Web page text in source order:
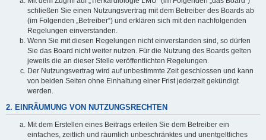
schließen Sie einen Nutzungsvertrag mit dem Betreiber des Boards ab
(im Folgenden „Betreiber“) und erklären sich mit den nachfolgenden
Regelungen einverstanden.
Wenn Sie mit diesen Regelungen nicht einverstanden sind, so dürfen
Sie das Board nicht weiter nutzen. Für die Nutzung des Boards gelten
jeweils die an dieser Stelle veröffentlichten Regelungen.
Der Nutzungsvertrag wird auf unbestimmte Zeit geschlossen und kann
von beiden Seiten ohne Einhaltung einer Frist jederzeit gekündigt
werden.
2. EINRÄUMUNG VON NUTZUNGSRECHTEN
Mit dem Erstellen eines Beitrags erteilen Sie dem Betreiber ein
einfaches, zeitlich und räumlich unbeschränktes und unentgeltliches